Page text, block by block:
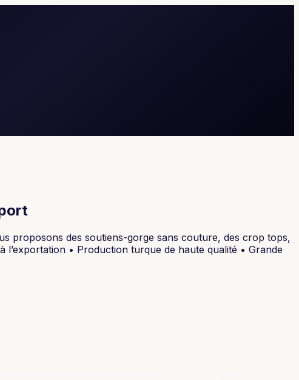
proposons des soutiens-gorge sans couture, des crop tops,
• Production turque de haute qualité • Grande